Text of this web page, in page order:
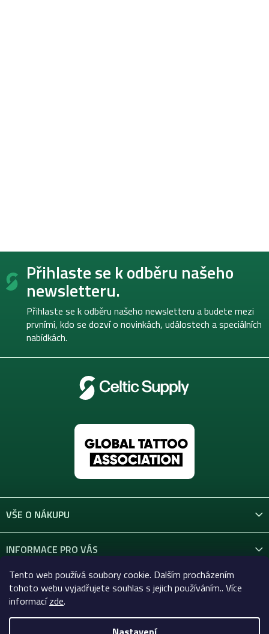
Tento web používá soubory cookie. Dalším procházením
tohoto webu vyjadřujete souhlas s jejich používáním.. Více
informacízde.
Z
Přihlaste se k odběru našeho
newsletteru.
Přihlaste se k odběru našeho newsletteru a budete mezi
prvními, kdo se dozví o novinkách, událostech a speciálních
nabídkách.
VŠE O NÁKUPU
INFORMACE PRO VÁS
KONTAKT